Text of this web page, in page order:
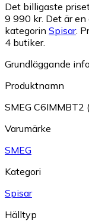
Det billigaste
9 990 kr. Det är
kategorin Spisar.
4 butiker.
Grundläggande
Produktnamn
SMEG C6IMMBT2
Varumärke
SMEG
Kategori
Spisar
Hälltyp